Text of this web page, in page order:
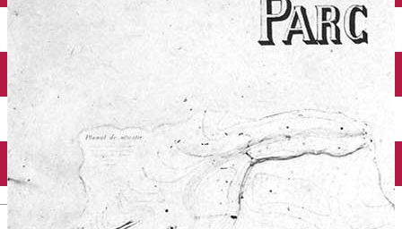
English
Închirieri biciclete
Încărcare vehicule electrice